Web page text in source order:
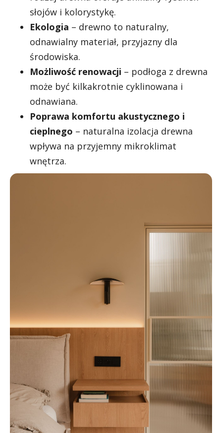
słojów i kolorystykę.
Ekologia – drewno to naturalny,
odnawialny materiał, przyjazny dla
środowiska.
Możliwość renowacji – podłoga z drewna
może być kilkakrotnie cyklinowana i
odnawiana.
Poprawa komfortu akustycznego i
cieplnego – naturalna izolacja drewna
wpływa na przyjemny mikroklimat
wnętrza.